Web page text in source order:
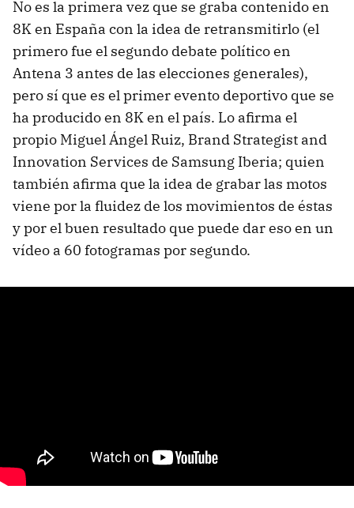
No es la primera vez que se graba contenido en
8K en España con la idea de retransmitirlo (el
primero fue el segundo debate político en
Antena 3 antes de las elecciones generales),
pero sí que es el primer evento deportivo que se
ha producido en 8K en el país. Lo afirma el
propio Miguel Ángel Ruiz, Brand Strategist and
Innovation Services de Samsung Iberia; quien
también afirma que la idea de grabar las motos
viene por la fluidez de los movimientos de éstas
y por el buen resultado que puede dar eso en un
vídeo a 60 fotogramas por segundo.